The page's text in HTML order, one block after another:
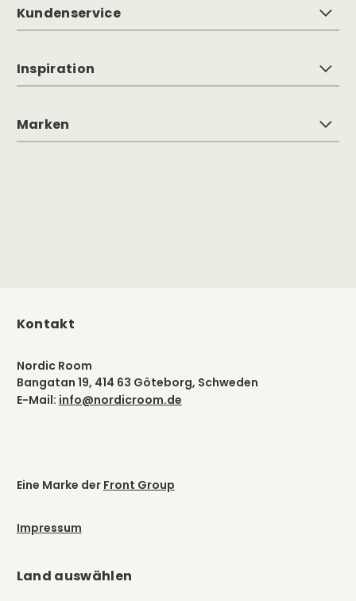
Kundenservice
Inspiration
Marken
Kontakt
Nordic Room
Bangatan 19, 414 63 Göteborg, Schweden
E-Mail: info@nordicroom.de
Eine Marke der Front Group
Impressum
Land auswählen